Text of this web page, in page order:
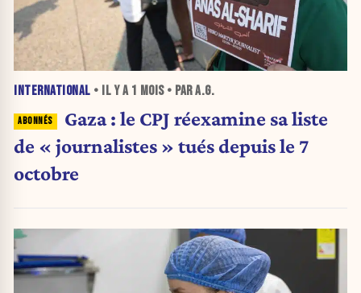
INTERNATIONAL • IL Y A 1 MOIS• PAR A.G.
Gaza : le CPJ réexamine sa liste
de « journalistes » tués depuis le 7
octobre